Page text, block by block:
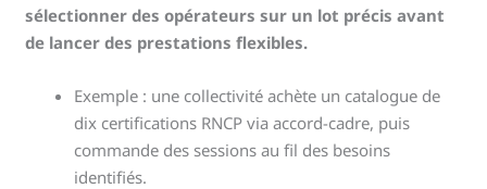
sélectionner des opérateurs sur un lot précis avant
de lancer des prestations flexibles.
Exemple : une collectivité achète un catalogue de
dix certifications RNCP via accord-cadre, puis
commande des sessions au fil des besoins
identifiés.